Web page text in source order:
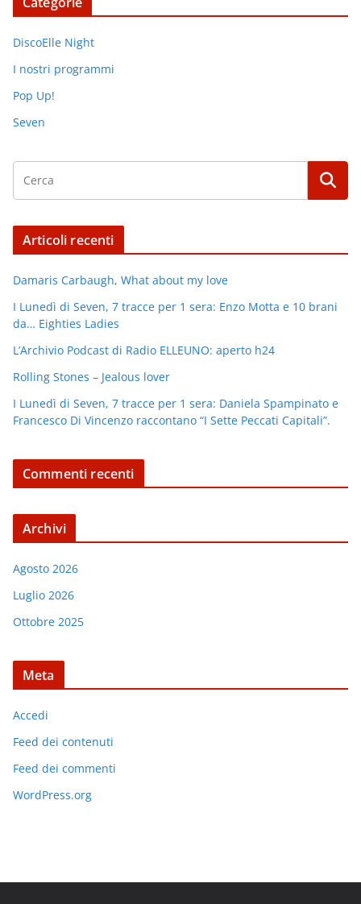
DiscoElle Night
I nostri programmi
Pop Up!
Seven
Articoli recenti
Damaris Carbaugh, What about my love
I Lunedì di Seven, 7 tracce per 1 sera: Enzo Motta e 10 brani
da… Eighties Ladies
L’Archivio Podcast di Radio ELLEUNO: aperto h24
Rolling Stones – Jealous lover
I Lunedì di Seven, 7 tracce per 1 sera: Daniela Spampinato e
Francesco Di Vincenzo raccontano “I Sette Peccati Capitali”.
Commenti recenti
Archivi
Agosto 2026
Luglio 2026
Ottobre 2025
Meta
Accedi
Feed dei contenuti
Feed dei commenti
WordPress.org